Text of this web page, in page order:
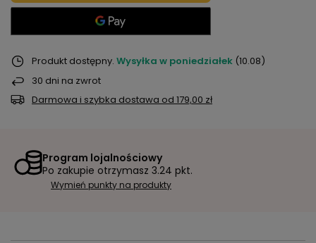
Produkt dostępny Wysyłka w poniedziałek (10.08)
30 dni na zwrot
Darmowa i szybka dostawa od 179,00 zł
Program lojalnościowy
Po zakupie otrzymasz 3.24 pkt.
Wymień punkty na produkty